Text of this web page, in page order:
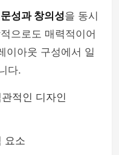
성과 창의성을 동시
으로도 매력적이어
이아웃 구성에서 일
다.
적인 디자인
요소